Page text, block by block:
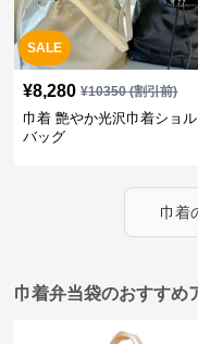
SALE
¥8,280 ¥10350(割引前)
巾着 艶やか光沢巾着ショ
バッグ
巾着
巾着弁当袋のおすすめ